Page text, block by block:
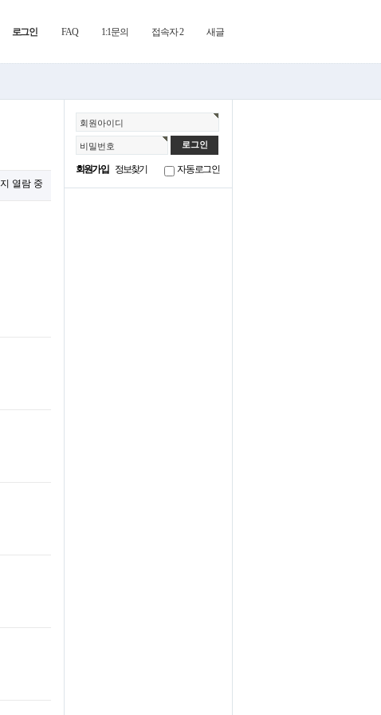
로그인 FAQ 1:1문의 접속자 2 새글
회원아이디
비밀번호
회원가입 정보찾기 자동로그인
열람 중